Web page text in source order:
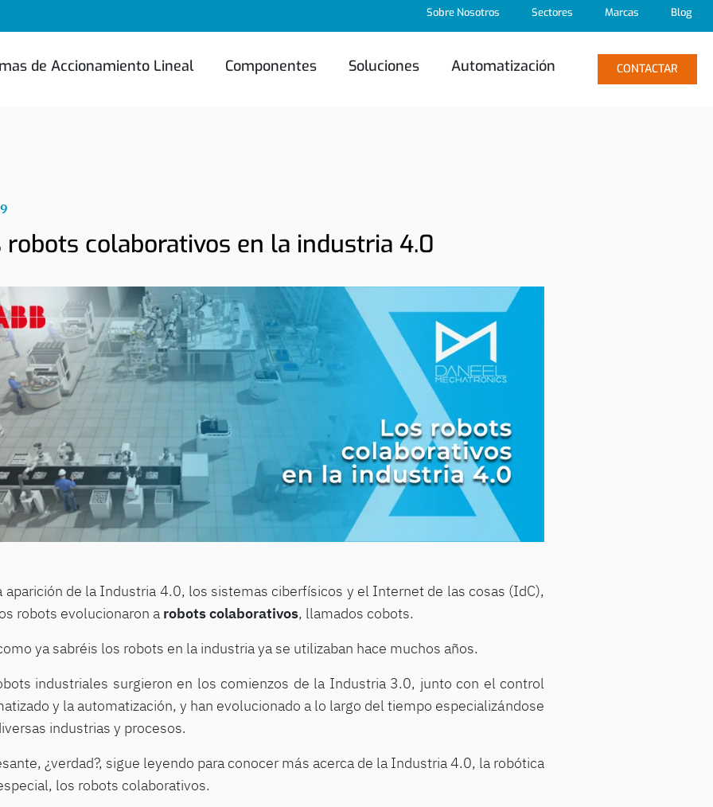
Sobre Nosotros Sectores Marcas Blog
de Accionamiento Lineal Componentes Soluciones Automatización CONTACTAR
robots colaborativos en la industria 4.0
aparición de la Industria 4.0, los sistemas ciberfísicos y el Internet de las cosas (IdC),
robots evolucionaron a robots colaborativos, llamados cobots.
ya sabréis los robots en la industria ya se utilizaban hace muchos años.
industriales surgieron en los comienzos de la Industria 3.0, junto con el control
y la automatización, y han evolucionado a lo largo del tiempo especializándose
industrias y procesos.
¿verdad?, sigue leyendo para conocer más acerca de la Industria 4.0, la robótica
los robots colaborativos.